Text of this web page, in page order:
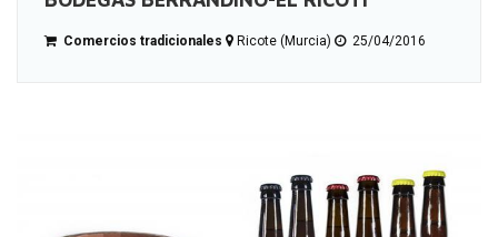
Comercios tradicionales Ricote (Murcia) 25/04/2016